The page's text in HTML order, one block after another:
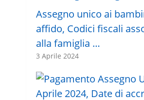
Assegno unico ai
affido, Codici fiscali
alla famiglia …
3 Aprile 2024